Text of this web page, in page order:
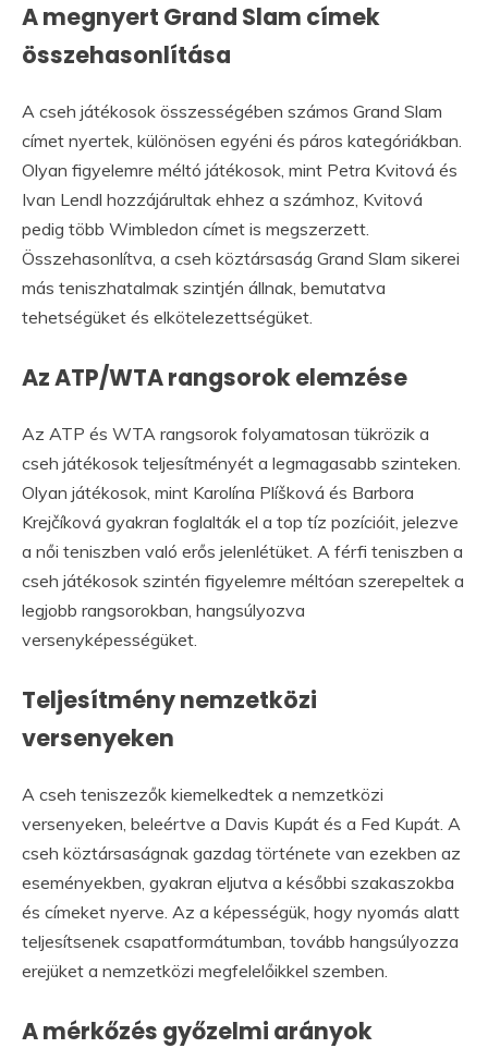
A megnyert Grand Slam címek
összehasonlítása
A cseh játékosok összességében számos Grand Slam
címet nyertek, különösen egyéni és páros kategóriákban.
Olyan figyelemre méltó játékosok, mint Petra Kvitová és
Ivan Lendl hozzájárultak ehhez a számhoz, Kvitová
pedig több Wimbledon címet is megszerzett.
Összehasonlítva, a cseh köztársaság Grand Slam sikerei
más teniszhatalmak szintjén állnak, bemutatva
tehetségüket és elkötelezettségüket.
Az ATP/WTA rangsorok elemzése
Az ATP és WTA rangsorok folyamatosan tükrözik a
cseh játékosok teljesítményét a legmagasabb szinteken.
Olyan játékosok, mint Karolína Plíšková és Barbora
Krejčíková gyakran foglalták el a top tíz pozícióit, jelezve
a női teniszben való erős jelenlétüket. A férfi teniszben a
cseh játékosok szintén figyelemre méltóan szerepeltek a
legjobb rangsorokban, hangsúlyozva
versenyképességüket.
Teljesítmény nemzetközi
versenyeken
A cseh teniszezők kiemelkedtek a nemzetközi
versenyeken, beleértve a Davis Kupát és a Fed Kupát. A
cseh köztársaságnak gazdag története van ezekben az
eseményekben, gyakran eljutva a későbbi szakaszokba
és címeket nyerve. Az a képességük, hogy nyomás alatt
teljesítsenek csapatformátumban, tovább hangsúlyozza
erejüket a nemzetközi megfelelőikkel szemben.
A mérkőzés győzelmi arányok